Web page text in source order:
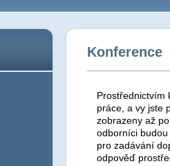
Konference
Prostřednictvím
práce, a vy jste
zobrazeny až
odborníci
pro zadávání
odpověď